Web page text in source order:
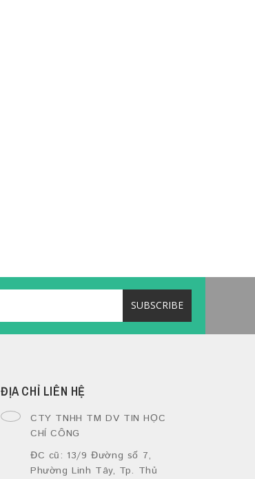
ĐỊA CHỈ LIÊN HỆ
CTY TNHH TM DV TIN HỌC
CHÍ CÔNG
ĐC cũ: 13/9 Đường số 7,
Phường Linh Tây, Tp. Thủ